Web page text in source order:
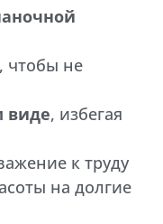
, чтобы не
виде, избегая
к труду
на долгие